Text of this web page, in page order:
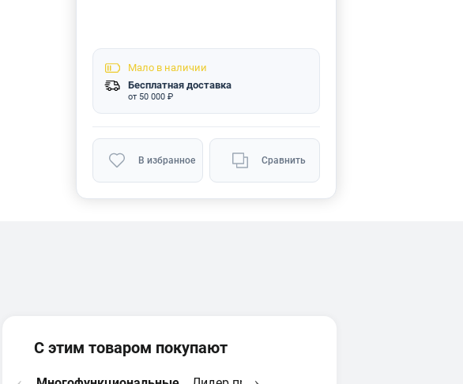
Мало в наличии
Бесплатная доставка
от 50 000 ₽
В избранное Сравнить
С этим товаром покупают